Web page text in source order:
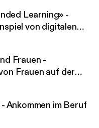
Learning» -
von digitalen
Frauen -
Frauen auf der
Ankommen im Beruf